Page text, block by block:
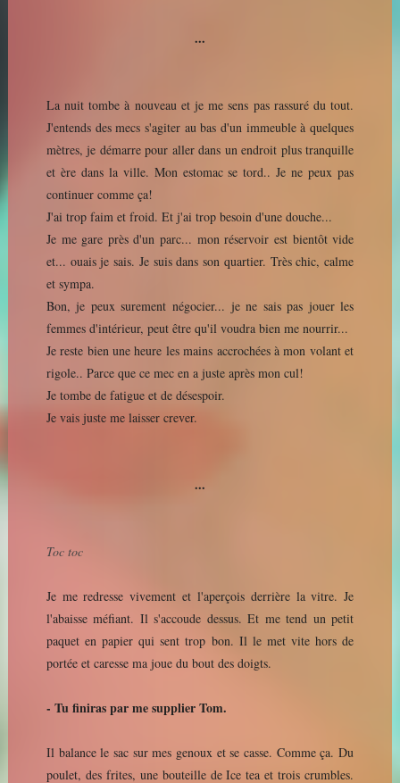
...
La nuit tombe à nouveau et je me sens pas rassuré du tout.
J'entends des mecs s'agiter au bas d'un immeuble à quelques
mètres, je démarre pour aller dans un endroit plus tranquille
et ère dans la ville. Mon estomac se tord.. Je ne peux pas
continuer comme ça!
J'ai trop faim et froid. Et j'ai trop besoin d'une douche...
Je me gare près d'un parc... mon réservoir est bientôt vide
et... ouais je sais. Je suis dans son quartier. Très chic, calme
et sympa.
Bon, je peux surement négocier... je ne sais pas jouer les
femmes d'intérieur, peut être qu'il voudra bien me nourrir...
Je reste bien une heure les mains accrochées à mon volant et
rigole.. Parce que ce mec en a juste après mon cul!
Je tombe de fatigue et de désespoir.
Je vais juste me laisser crever.
...
Toc toc
Je me redresse vivement et l'aperçois derrière la vitre. Je
l'abaisse méfiant. Il s'accoude dessus. Et me tend un petit
paquet en papier qui sent trop bon. Il le met vite hors de
portée et caresse ma joue du bout des doigts.
- Tu finiras par me supplier Tom.
Il balance le sac sur mes genoux et se casse. Comme ça. Du
poulet, des frites, une bouteille de Ice tea et trois crumbles.